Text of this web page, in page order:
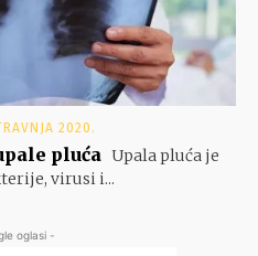
2020.
pluća Upala pluća je
virusi i...
oglasi -